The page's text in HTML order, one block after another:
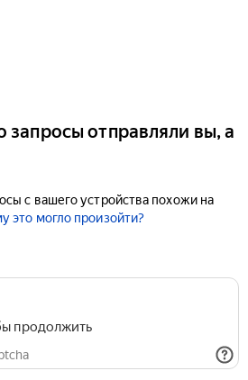
запросы отправляли вы, а
с вашего устройства похожи на
это могло произойти?
продолжить